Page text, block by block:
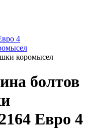
4
коромысел
болтов
Евро 4